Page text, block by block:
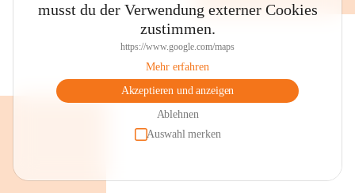
musst du der Verwendung externer Cookies
zustimmen.
https://www.google.com/maps
Mehr erfahren
Akzeptieren und anzeigen
Ablehnen
Auswahl merken